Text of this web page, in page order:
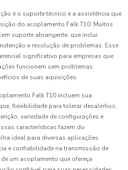
é o suporte técnico e a assistência que
do acoplamento Falk T10. Muitos
suporte abrangente, que inclui
e resolução de problemas. Esse
significativo para empresas que
funcionem sem problemas,
de suas aquisições.
Falk T10 incluem sua
flexibilidade para tolerar desalinhos,
variedade de configurações e
características fazem do
ideal para diversas aplicações
e confiabilidade na transmissão de
um acoplamento que ofereça